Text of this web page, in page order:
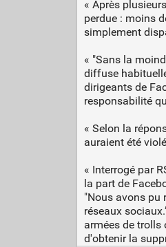
« Après
perdue : moins
simplement
« "Sans la
diffuse
dirigeants de
responsabilité
« Selon la
auraient été
« Interrogé par
la part de
"Nous avons pu
réseaux
armées de
d'obtenir la